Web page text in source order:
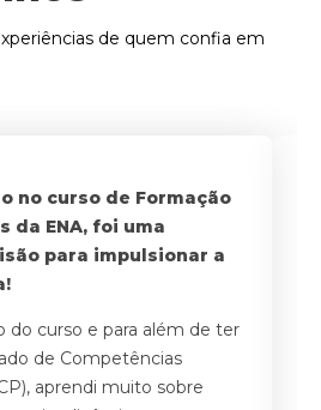
de quem confia em
no curso de Formação
da ENA, foi uma
para impulsionar a
do curso e para além de ter
de Competências
aprendi muito sobre